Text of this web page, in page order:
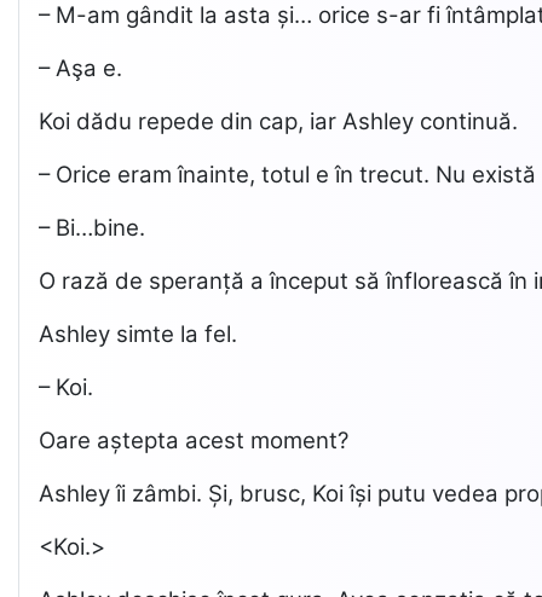
– M-am gândit la asta și… orice s-ar fi
– Aşa e.
Koi dădu repede din cap, iar Ashley continuă.
– Orice eram înainte, totul e în trecut. Nu
– Bi…bine.
O rază de speranță a început să înflorească
Ashley simte la fel.
– Koi.
Oare aștepta acest moment?
Ashley îi zâmbi. Și, brusc, Koi își putu vedea
<Koi.>